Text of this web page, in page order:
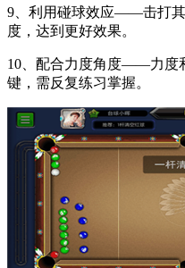
9、利用碰球效应——击打
度，达到更好效果。
10、配合力度角度——力度
键，需反复练习掌握。